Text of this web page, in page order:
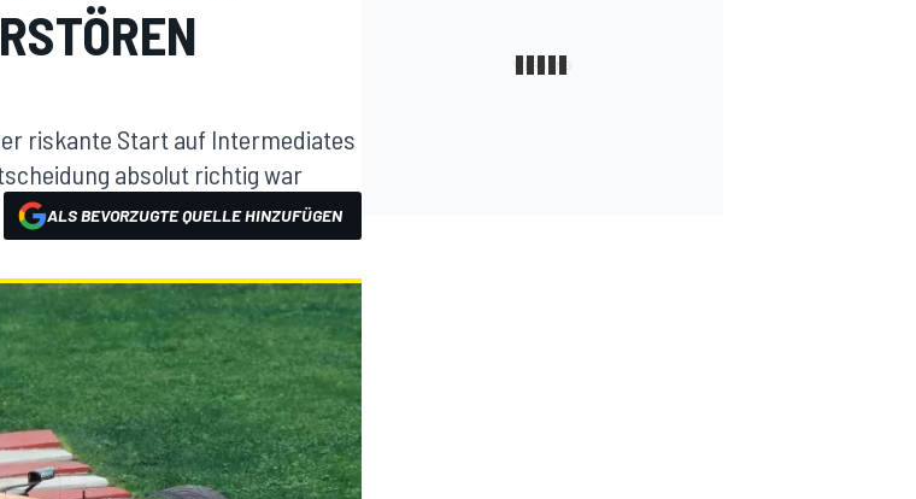
riskante Start auf Intermediates
absolut richtig war
ALS BEVORZUGTE QUELLE HINZUFÜGEN